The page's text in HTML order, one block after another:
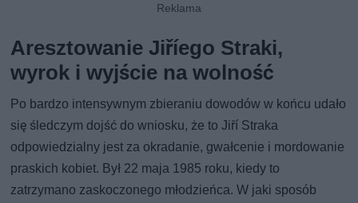
Aresztowanie Jiříego Straki,
wyrok i wyjście na wolność
Po bardzo intensywnym zbieraniu dowodów w końcu udało
się śledczym dojść do wniosku, że to Jiří Straka
odpowiedzialny jest za okradanie, gwałcenie i mordowanie
praskich kobiet. Był 22 maja 1985 roku, kiedy to
zatrzymano zaskoczonego młodzieńca. W jaki sposób